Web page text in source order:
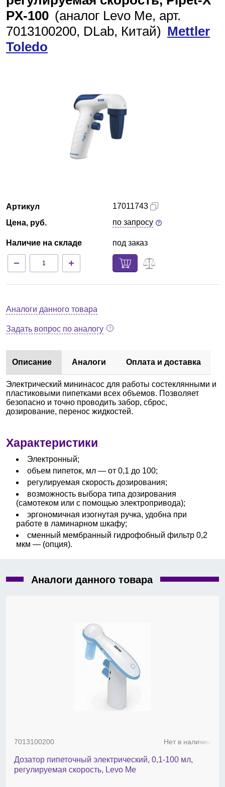
Казань
О компании
Контакты
PX-100 (аналог Levo Me, арт.
7013100200, DLab, Китай) Mettler
Toledo
Артикул
Цена, руб.
Наличие на складе
17011743
по запросу
под заказ
Аналоги данного товара
Задать вопрос по аналогу
Описание Аналоги Оплата и доставка
Электрический мининасос для работы состеклянными и
пластиковыми пипетками всех объемов. Позволяет
безопасно и точно проводить забор, сброс,
дозирование, перенос жидкостей.
Характеристики
Электронный;
объем пипеток, мл — от 0,1 до 100;
регулируемая скорость дозирования;
возможность выбора типа дозирования
(самотеком или с помощью электропривода);
эргономичная изогнутая ручка, удобна при
работе в ламинарном шкафу;
сменный мембранный гидрофобный фильтр 0,2
мкм — (опция).
Аналоги данного товара
7013100200 Нет в наличии
Дозатор пипеточный электрический, 0,1-100 мл,
регулируемая скорость, Levo Me